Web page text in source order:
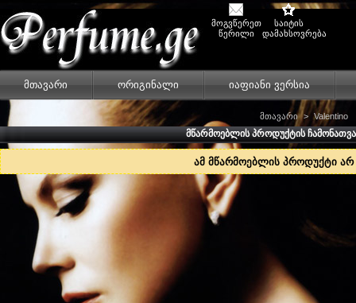
მოგვწერეთ
წერილი
საიტის
დამახსოვრება
მთავარი ორიგინალი იაფიანი ვერსია
მთავარი > Valentino
ᲛᲬᲐᲠᲛᲝᲔᲑᲚᲘᲡ ᲞᲠᲝᲓᲣᲥᲢᲘᲡ
ამ მწარმოებლის პროდუქტი არ